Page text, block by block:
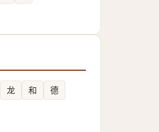
龙 和
德